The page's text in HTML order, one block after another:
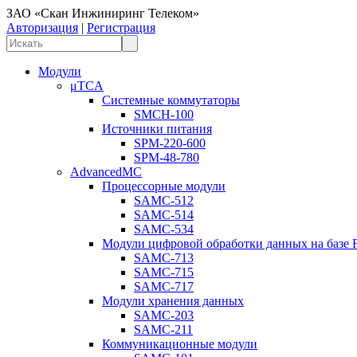
ЗАО «Скан Инжиниринг Телеком»
Авторизация | Регистрация
Модули
μTCA
Системные коммутаторы
SMCH-100
Источники питания
SPM-220-600
SPM-48-780
AdvancedMC
Процессорные модули
SAMC-512
SAMC-514
SAMC-534
Модули цифровой обработки данных на базе
SAMC-713
SAMC-715
SAMC-717
Модули хранения данных
SAMC-203
SAMC-211
Коммуникационные модули